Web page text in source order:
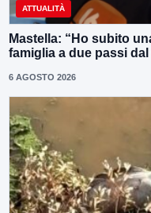
ATTUALITÀ
Mastella: “Ho subito
famiglia a due passi dal
6 AGOSTO 2026